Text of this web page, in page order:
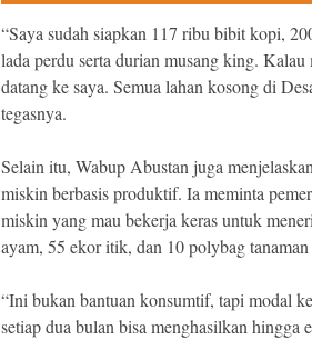
“Saya sudah siapkan 117 ribu bibit kopi,
lada perdu serta durian musang king. Kalau
datang ke saya. Semua lahan kosong di
tegasnya.
Selain itu, Wabup Abustan juga
miskin berbasis produktif. Ia meminta
miskin yang mau bekerja keras untuk
ayam, 55 ekor itik, dan 10 polybag tanaman
“Ini bukan bantuan konsumtif, tapi modal
setiap dua bulan bisa menghasilkan hingga